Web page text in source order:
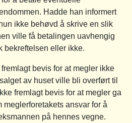
Hadde han informert
ikke behøvd å skrive en slik
ville få betalingen uavhengig
bekreftelsen eller ikke.
bevis for at megler ikke
av huset ville bli overført til
fremlagt bevis for at megler ga
meglerforetakets ansvar for å
på hennes vegne.